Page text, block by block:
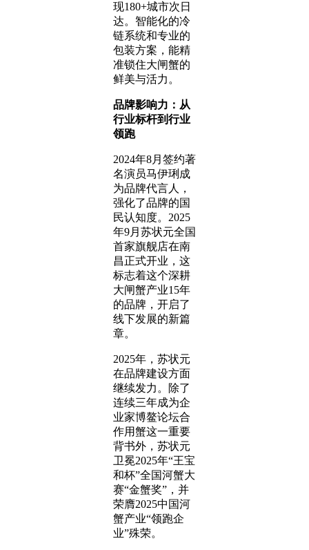
现180+城市次日
达。智能化的冷
链系统和专业的
包装方案，能精
准锁住大闸蟹的
鲜美与活力。
品牌影响力：从
行业标杆到行业
领跑
2024年8月签约著
名演员马伊琍成
为品牌代言人，
强化了品牌的国
民认知度。2025
年9月苏状元全国
首家旗舰店在南
昌正式开业，这
标志着这个深耕
大闸蟹产业15年
的品牌，开启了
线下发展的新篇
章。
2025年，苏状元
在品牌建设方面
继续发力。除了
连续三年成为企
业家博鳌论坛合
作用蟹这一重要
背书外，苏状元
卫冕2025年“王宝
和杯”全国河蟹大
赛“金蟹奖”，并
荣膺2025中国河
蟹产业“领跑企
业”殊荣。